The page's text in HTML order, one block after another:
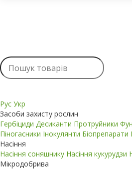
Рус Укр
Засоби захисту рослин
Гербіциди Десиканти Протруйники
Піногасники Інокулянти Біопрепарати
Насіння
Насіння соняшнику Насіння кукурудзи
Мікродобрива